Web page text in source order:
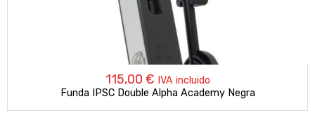
115,00 € IVA incluido
Funda IPSC Double Alpha Academy Negra